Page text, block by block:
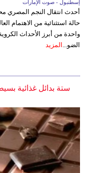
إسطنبول - صوت الإمارات
أحدث انتقال النجم المصري
حالة استثنائية من الاهتمام
واحدة من أبرز الأحداث
الضو... المزيد
ستة بدائل غذائية